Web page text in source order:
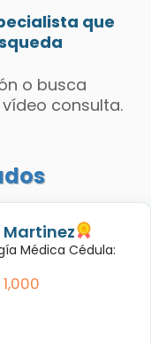
que
o busca
consulta.
Martinez
Médica Cédula: